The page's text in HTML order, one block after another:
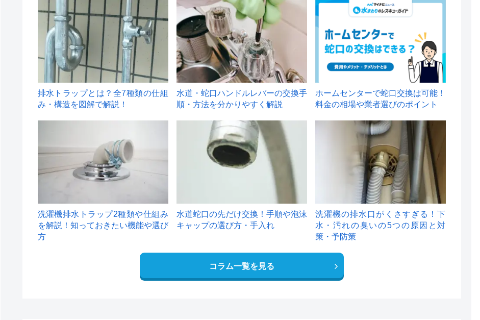
1
排水トラップとは？全7種類の仕組
み・構造を図解で解説！
2
水道・蛇口ハンドルレバーの交換手
順・方法を分かりやすく解説
ホームセンターで蛇口交換は可能！
料金の相場や業者選びのポイント
洗濯機排水トラップ2種類や仕組み
を解説！知っておきたい機能や選び
方
水道蛇口の先だけ交換！手順や泡沫
キャップの選び方・手入れ
洗濯機の排水口がくさすぎる！下
水・汚れの臭いの5つの原因と対
策・予防策
コラム一覧を見る